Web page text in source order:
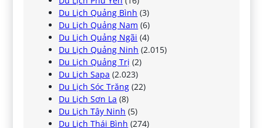
Du Lịch Quảng Bình (3)
Du Lịch Quảng Nam (6)
Du Lịch Quảng Ngãi (4)
Du Lịch Quảng Ninh (2.015)
Du Lịch Quảng Trị (2)
Du Lịch Sapa (2.023)
Du Lịch Sóc Trăng (22)
Du Lịch Sơn La (8)
Du Lịch Tây Ninh (5)
Du Lịch Thái Bình (274)